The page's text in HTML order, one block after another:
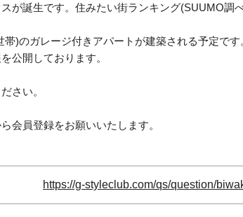
が誕生です。住みたい街ランキング(SUUMO調
帯)のガレージ付きアパートが建築される予定で
公開しております。
さい。
会員登録をお願いいたします。
https://g-styleclub.com/qs/question/